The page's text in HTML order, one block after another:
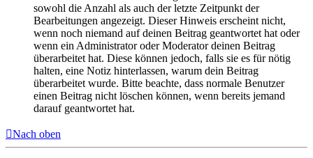
sowohl die Anzahl als auch der letzte Zeitpunkt der
Bearbeitungen angezeigt. Dieser Hinweis erscheint nicht,
wenn noch niemand auf deinen Beitrag geantwortet hat oder
wenn ein Administrator oder Moderator deinen Beitrag
überarbeitet hat. Diese können jedoch, falls sie es für nötig
halten, eine Notiz hinterlassen, warum dein Beitrag
überarbeitet wurde. Bitte beachte, dass normale Benutzer
einen Beitrag nicht löschen können, wenn bereits jemand
darauf geantwortet hat.
Nach oben